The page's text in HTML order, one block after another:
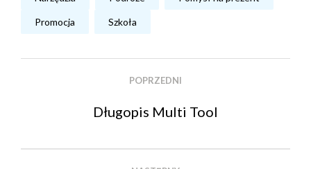
Promocja Szkoła
POPRZEDNI
Długopis Multi Tool